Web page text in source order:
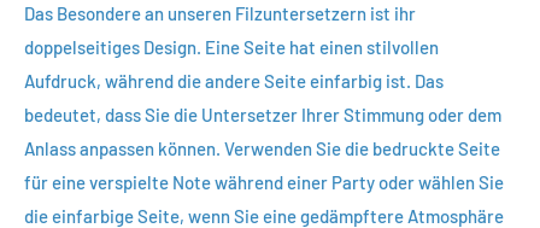
Das Besondere an unseren Filzuntersetzern ist ihr
doppelseitiges Design. Eine Seite hat einen stilvollen
Aufdruck, während die andere Seite einfarbig ist. Das
bedeutet, dass Sie die Untersetzer Ihrer Stimmung oder dem
Anlass anpassen können. Verwenden Sie die bedruckte Seite
für eine verspielte Note während einer Party oder wählen Sie
die einfarbige Seite, wenn Sie eine gedämpftere Atmosphäre